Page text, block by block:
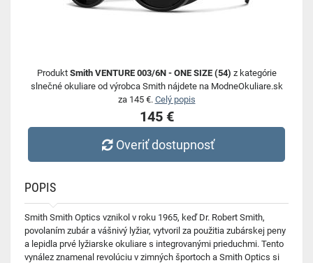
Produkt Smith VENTURE 003/6N - ONE SIZE (54) z kategórie
slnečné okuliare od výrobca Smith nájdete na ModneOkuliare.sk
za 145 €. Celý popis
145 €
Overiť dostupnosť
POPIS
Smith Smith Optics vznikol v roku 1965, keď Dr. Robert Smith,
povolaním zubár a vášnivý lyžiar, vytvoril za použitia zubárskej peny
a lepidla prvé lyžiarske okuliare s integrovanými prieduchmi. Tento
vynález znamenal revolúciu v zimných športoch a Smith Optics si